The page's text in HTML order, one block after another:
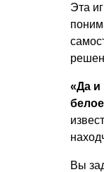
Эта
«Да и
Вы